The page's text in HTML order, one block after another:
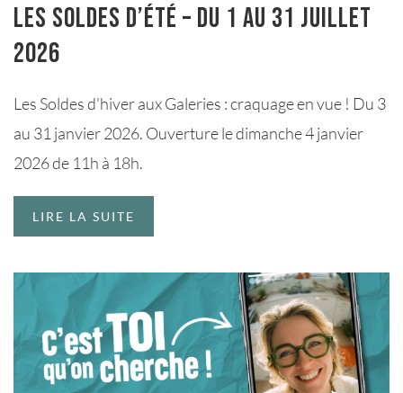
Les Soldes d’été – du 1 au 31 juillet
2026
Les Soldes d'hiver aux Galeries : craquage en vue ! Du 3
au 31 janvier 2026. Ouverture le dimanche 4 janvier
2026 de 11h à 18h.
LIRE LA SUITE